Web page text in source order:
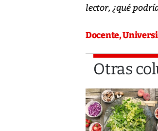
lector, ¿qué
Docente,
Otras